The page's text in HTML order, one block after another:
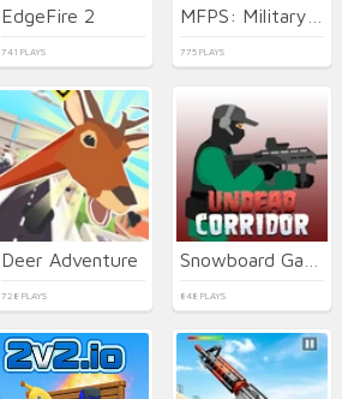
EdgeFire 2
741 PLAYS 775 PLAYS
Deer Adventure
728 PLAYS 848 PLAYS